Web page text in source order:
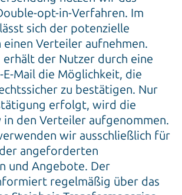
opt-in-Verfahren. Im
sich der potenzielle
einen Verteiler aufnehmen.
erhält der Nutzer durch eine
Mail die Möglichkeit, die
zu bestätigen. Nur
erfolgt, wird die
in den Verteiler aufgenommen.
wir ausschließlich für
angeforderten
und Angebote. Der
regelmäßig über das